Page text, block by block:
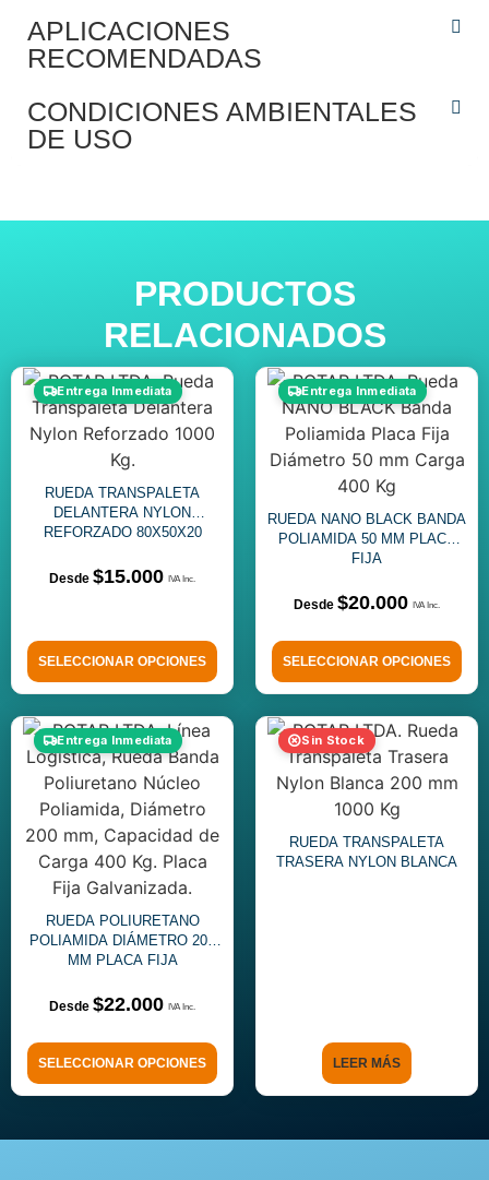
APLICACIONES
RECOMENDADAS
CONDICIONES AMBIENTALES
DE USO
PRODUCTOS
RELACIONADOS
Entrega Inmediata
RUEDA TRANSPALETA
DELANTERA NYLON
REFORZADO 80X50X20
$15.000
SELECCIONAR OPCIONES
Entrega Inmediata
RUEDA NANO BLACK BANDA
POLIAMIDA 50 MM PLACA
FIJA
$20.000
SELECCIONAR OPCIONES
Entrega Inmediata
RUEDA POLIURETANO
POLIAMIDA DIÁMETRO 200
MM PLACA FIJA
$22.000
SELECCIONAR OPCIONES
Sin Stock
RUEDA TRANSPALETA
TRASERA NYLON BLANCA
LEER MÁS